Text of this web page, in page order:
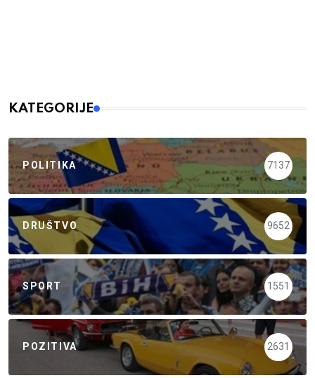
KATEGORIJE
POLITIKA 7137
DRUŠTVO 9652
SPORT 1551
POZITIVA 2631